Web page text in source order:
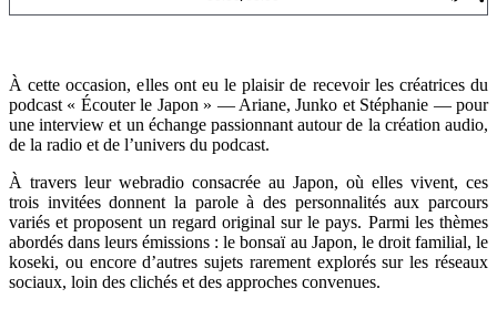
À cette occasion, elles ont eu le plaisir de recevoir les créatrices du
podcast « Écouter le Japon » — Ariane, Junko et Stéphanie — pour
une interview et un échange passionnant autour de la création audio,
de la radio et de l’univers du podcast.
À travers leur webradio consacrée au Japon, où elles vivent, ces
trois invitées donnent la parole à des personnalités aux parcours
variés et proposent un regard original sur le pays. Parmi les thèmes
abordés dans leurs émissions : le bonsaï au Japon, le droit familial, le
koseki, ou encore d’autres sujets rarement explorés sur les réseaux
sociaux, loin des clichés et des approches convenues.